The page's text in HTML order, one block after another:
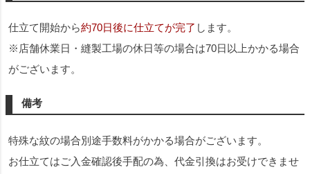
仕立て開始から約70日後に仕立てが完了 します。
※店舗休業日・縫製工場の休日等の場合は70日以上かかる場合
がございます。
備考
特殊な紋の場合別途手数料がかかる場合がございます。
お仕立てはご入金確認後手配の為、代金引換はお受けできませ